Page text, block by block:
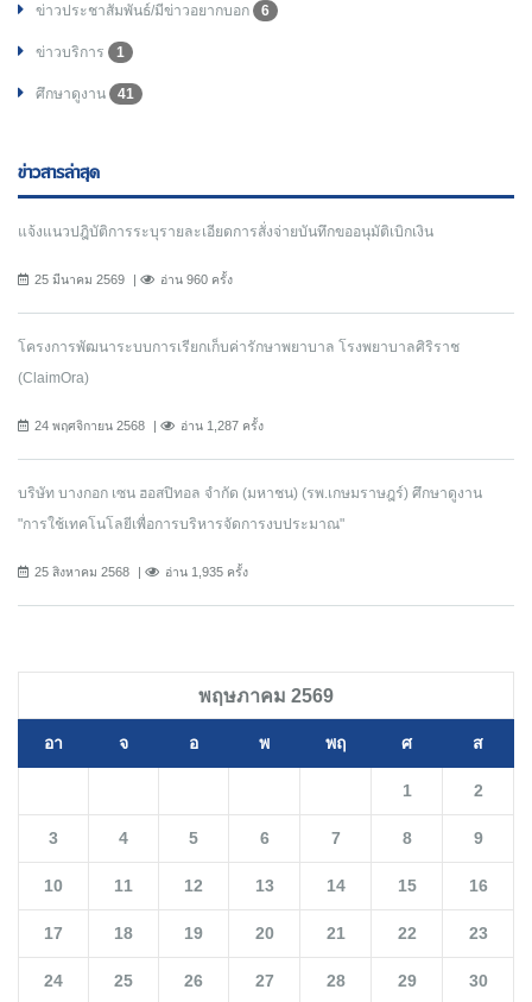
ข่าวประชาสัมพันธ์/มีข่าวอยากบอก 6
ข่าวบริการ 1
ศึกษาดูงาน 41
ข่าวสารล่าสุด
แจ้งแนวปฎิบัติการระบุรายละเอียดการสั่งจ่ายบันทึกขออนุมัติเบิกเงิน
25 มีนาคม 2569 อ่าน 960 ครั้ง
โครงการพัฒนาระบบการเรียกเก็บค่ารักษาพยาบาล โรงพยาบาลศิริราช
(ClaimOra)
24 พฤศจิกายน 2568 อ่าน 1,287 ครั้ง
บริษัท บางกอก เซน ฮอสปิทอล จำกัด (มหาชน) (รพ.เกษมราษฎร์) ศึกษาดูงาน
"การใช้เทคโนโลยีเพื่อการบริหารจัดการงบประมาณ"
25 สิงหาคม 2568 อ่าน 1,935 ครั้ง
พฤษภาคม 2569
อา จ อ พ พฤ ศ ส
1 2
3 4 5 6 7 8 9
10 11 12 13 14 15 16
17 18 19 20 21 22 23
24 25 26 27 28 29 30